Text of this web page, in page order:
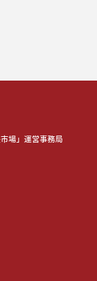
市場」運営事務局